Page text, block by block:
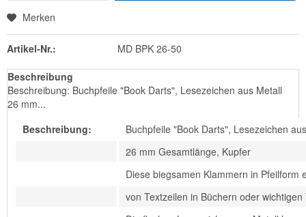
Merken
Artikel-Nr.: MD BPK 26-50
Beschreibung
Beschreibung: Buchpfeile "Book Darts", Lesezeichen aus Metall
26 mm...
Beschreibung:
Buchpfeile "Book Darts", Lesezeichen
26 mm Gesamtlänge, Kupfer
Diese biegsamen Klammern in
von Textzeilen in Büchern oder